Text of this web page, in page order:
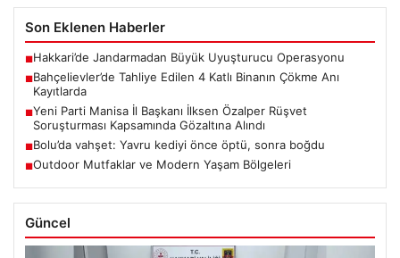
Son Eklenen Haberler
■Hakkari’de Jandarmadan Büyük Uyuşturucu Operasyonu
■Bahçelievler’de Tahliye Edilen 4 Katlı Binanın Çökme Anı
Kayıtlarda
■Yeni Parti Manisa İl Başkanı İlksen Özalper Rüşvet
Soruşturması Kapsamında Gözaltına Alındı
■Bolu’da vahşet: Yavru kediyi önce öptü, sonra boğdu
■Outdoor Mutfaklar ve Modern Yaşam Bölgeleri
Güncel